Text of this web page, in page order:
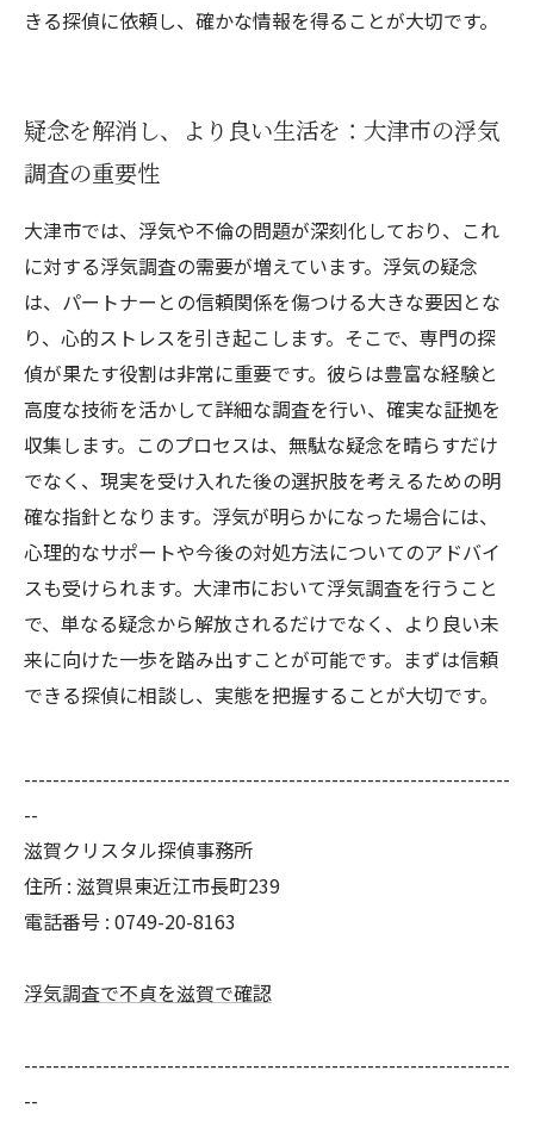
きる探偵に依頼し、確かな情報を得ることが大切です。
疑念を解消し、より良い生活を：大津市の浮気
調査の重要性
大津市では、浮気や不倫の問題が深刻化しており、これ
に対する浮気調査の需要が増えています。浮気の疑念
は、パートナーとの信頼関係を傷つける大きな要因とな
り、心的ストレスを引き起こします。そこで、専門の探
偵が果たす役割は非常に重要です。彼らは豊富な経験と
高度な技術を活かして詳細な調査を行い、確実な証拠を
収集します。このプロセスは、無駄な疑念を晴らすだけ
でなく、現実を受け入れた後の選択肢を考えるための明
確な指針となります。浮気が明らかになった場合には、
心理的なサポートや今後の対処方法についてのアドバイ
スも受けられます。大津市において浮気調査を行うこと
で、単なる疑念から解放されるだけでなく、より良い未
来に向けた一歩を踏み出すことが可能です。まずは信頼
できる探偵に相談し、実態を把握することが大切です。
--------------------------------------------------------------------
--
滋賀クリスタル探偵事務所
住所 : 滋賀県東近江市長町239
電話番号 : 0749-20-8163
浮気調査で不貞を滋賀で確認
--------------------------------------------------------------------
--